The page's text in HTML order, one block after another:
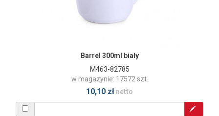
Barrel 300ml biały
M463-82785
w magazynie: 17572 szt.
10,10 zł netto